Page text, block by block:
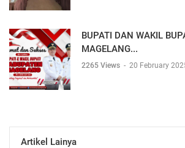
BUPATI DAN WAKIL
MAGELANG...
2265 Views - 20 February
Artikel Lainya